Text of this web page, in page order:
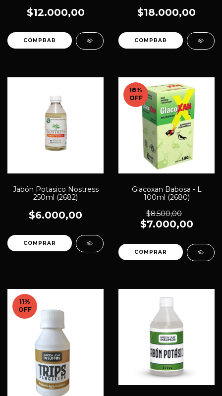
$12.000,00 $18.000,00
Jabón Potasico Nostress
250ml (2682)
$6.000,00
18%
OFF
Glacoxan Babosa - L
100ml (2680)
$8.500,00
$7.000,00
11%
OFF